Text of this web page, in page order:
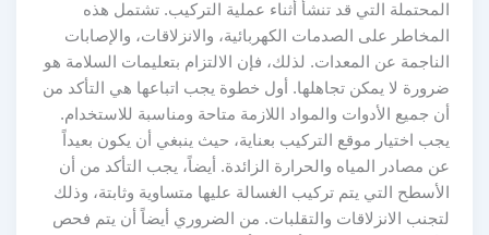
المحتملة التي قد تنشأ أثناء عملية التركيب. تشتمل هذه
المخاطر على الصدمات الكهربائية، والانزلاقات، والإصابات
الناجمة عن المعدات. لذلك، فإن الالتزام بتعليمات السلامة هو
ضرورة لا يمكن تجاهلها. أول خطوة يجب اتباعها هي التأكد من
أن جميع الأدوات والمواد اللازمة متاحة ومناسبة للاستخدام.
يجب اختيار موقع التركيب بعناية، حيث ينبغي أن يكون بعيداً
عن مصادر المياه والحرارة الزائدة. أيضاً، يجب التأكد من أن
الأسطح التي يتم تركيب الغسالة عليها متساوية وثابتة، وذلك
لتجنب الانزلاقات والتقلبات. من الضروري أيضاً أن يتم فحص